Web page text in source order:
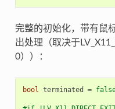
完整的初始化，带有鼠
出处理（取决于
0））：
bool terminated =